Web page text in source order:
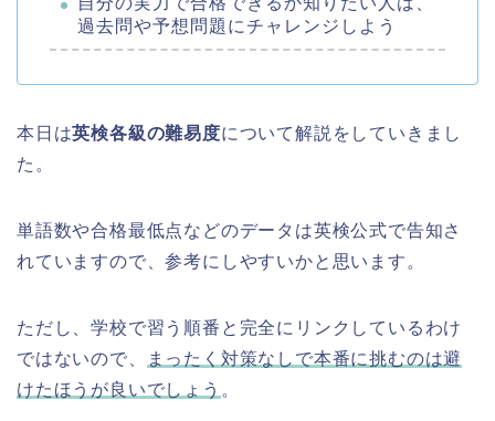
過去問や予想問題にチャレンジしよう
本日は英検各級の難易度について解説をしていきまし
た。
単語数や合格最低点などのデータは英検公式で告知さ
れていますので、参考にしやすいかと思います。
ただし、学校で習う順番と完全にリンクしているわけ
ではないので、
まったく対策なしで本番に挑むのは避
けたほうが良いでしょう 。